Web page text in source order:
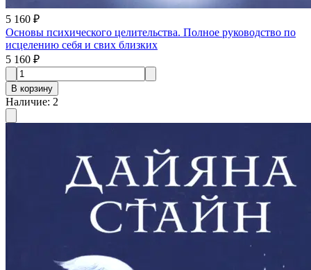
5 160 ₽
Основы психического целительства. Полное руководство по
исцелению себя и свих близких
5 160 ₽
В корзину
Наличие: 2